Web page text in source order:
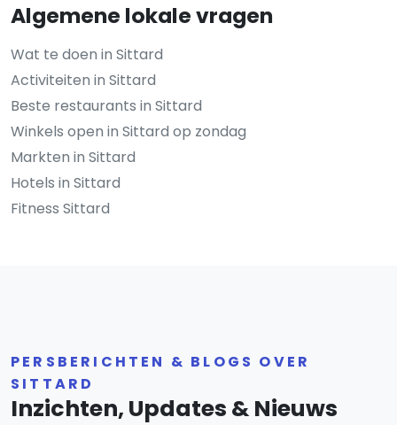
Algemene lokale vragen
Wat te doen in Sittard
Activiteiten in Sittard
Beste restaurants in Sittard
Winkels open in Sittard op zondag
Markten in Sittard
Hotels in Sittard
Fitness Sittard
PERSBERICHTEN & BLOGS OVER
SITTARD
Inzichten, Updates & Nieuws